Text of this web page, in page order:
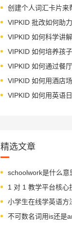
创建个人词汇卡片来
VIPKID 批改如何助
VIPKID 如何科学讲
精选文章
1 对 1 教学平台核心
小学生在线学英语方
不可数名词用is还是